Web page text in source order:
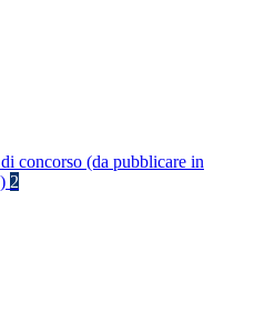
concorso (da pubblicare in
2